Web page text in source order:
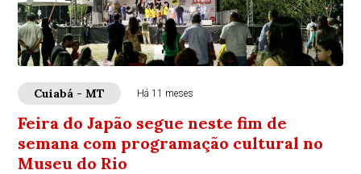
Cuiabá - MT Há 11 meses
Feira do Japão segue neste fim de
semana com programação cultural no
Museu do Rio